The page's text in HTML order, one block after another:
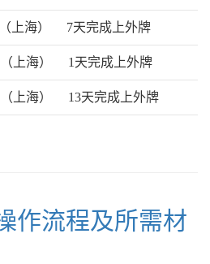
上海） 7天完成上外牌
上海） 1天完成上外牌
上海） 13天完成上外牌
作流程及所需材